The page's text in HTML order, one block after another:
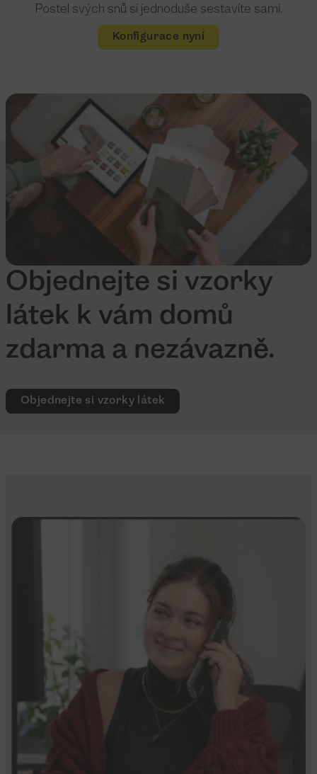
Postel svých snů si jednoduše sestavíte sami.
Konfigurace nyní
Objednejte si vzorky
látek k vám domů
zdarma a nezávazně.
Objednejte si vzorky látek